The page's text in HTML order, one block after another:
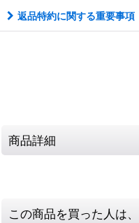
返品特約に関する重要事項
商品詳細
この商品を買った人は